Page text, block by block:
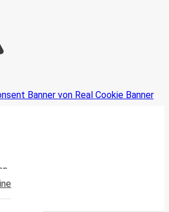
Banner von Real Cookie Banner